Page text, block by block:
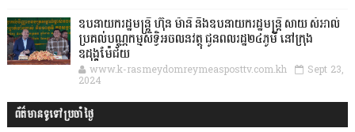
ឧបនាយករដ្ឋមន្ដ្រី ហ៊ុន ម៉ានី និងឧបនាយករដ្ឋមន្ដ្រី សាយ សំអាល់
ប្រគល់បណ្ណកម្មសិទ្ធិអចលនវត្ថុ ជូនពលរដ្ឋ២៤ភូមិ នៅក្រុង
ឧដុង្គម៉ែជ័យ
www.k-rasmeydomreymeasposttv.com.kh Sept 23,
2024
ព័ត៌មានទូទៅប្រចាំថ្ងៃ